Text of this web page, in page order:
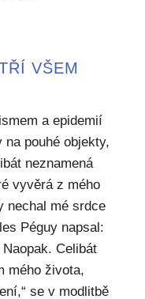
VŠEM
a epidemií
pouhé objekty,
neznamená
vyvěrá z mého
nechal mé srdce
Péguy napsal:
Celibát
mého života,
se v modlitbě